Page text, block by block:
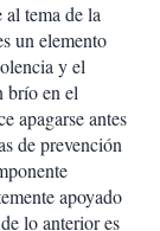
tema de la
un elemento
y el
brío en el
apagarse antes
de prevención
apoyado
lo anterior es